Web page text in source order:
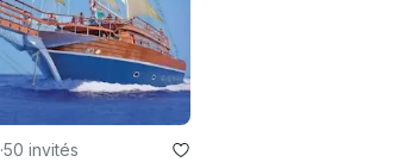
·50 invités